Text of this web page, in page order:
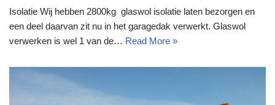
Isolatie Wij hebben 2800kg glaswol isolatie laten bezorgen en
een deel daarvan zit nu in het garagedak verwerkt. Glaswol
verwerken is wel 1 van de… Read More »